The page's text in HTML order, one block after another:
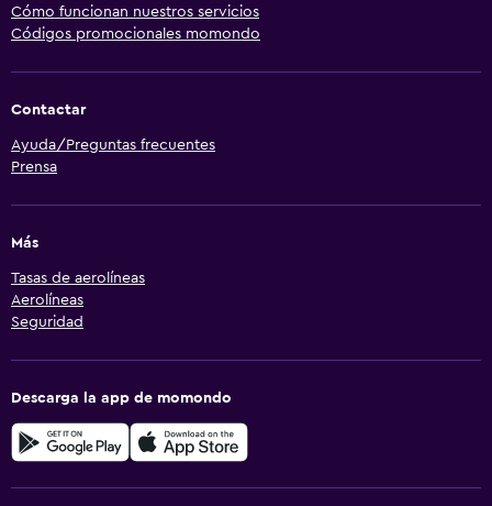
Cómo funcionan nuestros servicios
Códigos promocionales momondo
Contactar
Ayuda/Preguntas frecuentes
Prensa
Más
Tasas de aerolíneas
Aerolíneas
Seguridad
Descarga la app de momondo